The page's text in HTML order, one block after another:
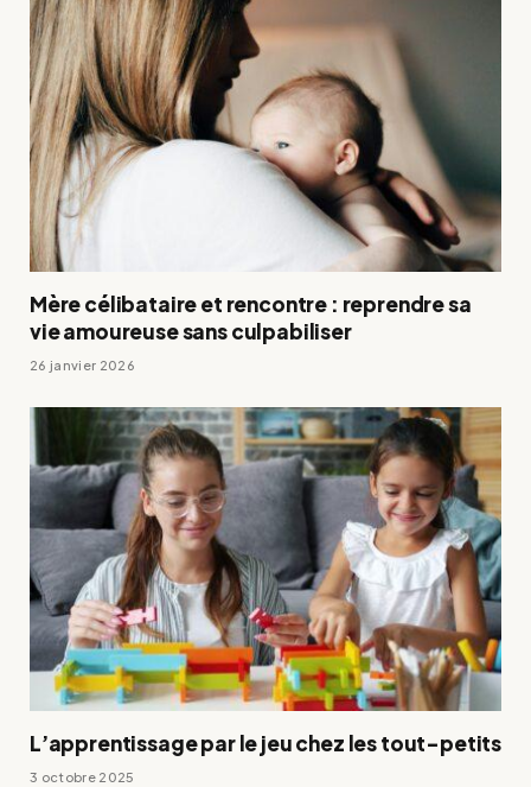
Mère célibataire et rencontre : reprendre sa
vie amoureuse sans culpabiliser
26 janvier 2026
L’apprentissage par le jeu chez les tout-petits
3 octobre 2025